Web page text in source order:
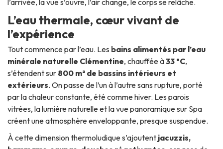
L’eau thermale, cœur vivant de
l’expérience
Tout commence par l’eau. Les bains alimentés par l’eau
minérale naturelle Clémentine, chauffée à33 °C,
s’étendent sur 800 m² de bassins intérieurs et
extérieurs. On passe de l’un à l’autre sans rupture, porté
par la chaleur constante, été comme hiver. Les parois
vitrées, la lumière naturelle et la vue panoramique sur Spa
créent une atmosphère enveloppante, presque suspendue.
À cette dimension thermoludique s’ajoutent jacuzzis,